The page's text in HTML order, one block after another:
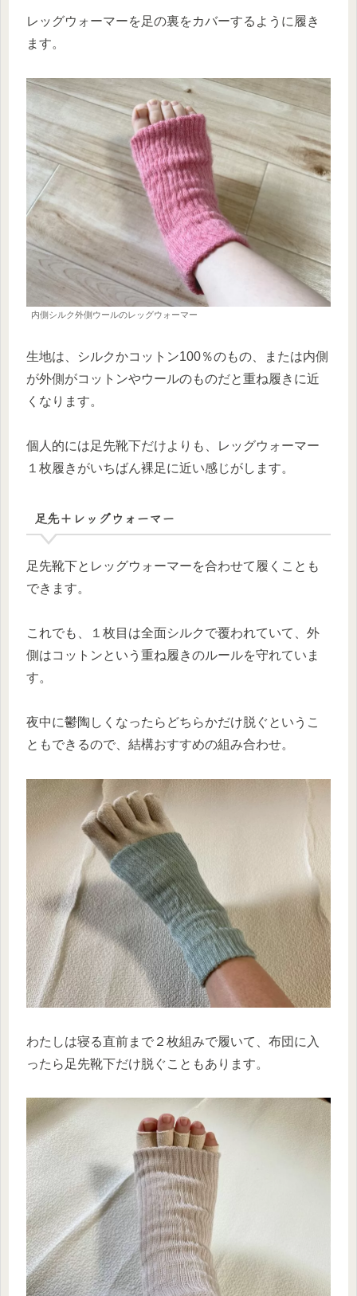
レッグウォーマーを足の裏をカバーするように履き
ます。
内側シルク外側ウールのレッグウォーマー
生地は、シルクかコットン100％のもの、または内側
が外側がコットンやウールのものだと重ね履きに近
くなります。
個人的には足先靴下だけよりも、レッグウォーマー
１枚履きがいちばん裸足に近い感じがします。
足先＋レッグウォーマー
足先靴下とレッグウォーマーを合わせて履くことも
できます。
これでも、１枚目は全面シルクで覆われていて、外
側はコットンという重ね履きのルールを守れていま
す。
夜中に鬱陶しくなったらどちらかだけ脱ぐというこ
ともできるので、結構おすすめの組み合わせ。
わたしは寝る直前まで２枚組みで履いて、布団に入
ったら足先靴下だけ脱ぐこともあります。